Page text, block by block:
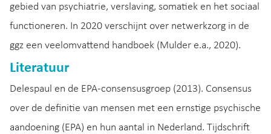
gebied van psychiatrie, verslaving, somatiek en het sociaal
functioneren. In 2020 verschijnt over netwerkzorg in de
ggz een veelomvattend handboek (Mulder e.a., 2020).
Literatuur
Delespaul en de EPA-consensusgroep (2013). Consensus
over de definitie van mensen met een ernstige psychische
aandoening (EPA) en hun aantal in Nederland. Tijdschrift